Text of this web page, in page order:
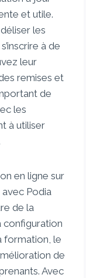
et utile.
les
à de
leur
remises et
de
les
à utiliser
en ligne sur
Podia
de la
configuration
formation, le
de
Avec